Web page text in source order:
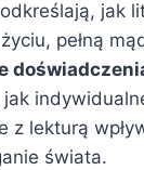
jak
pełną
jak
z lekturą
świata.